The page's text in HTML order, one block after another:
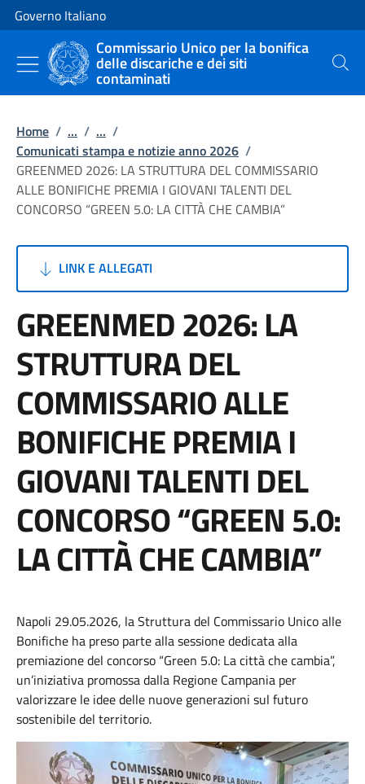
Vai al contenuto
Vai alla navigazione del sito
Governo Italiano
Commissario Unico per la bonifica
delle discariche e dei siti
contaminati Cerca
Home / ... / ... /
Comunicati stampa e notizie anno 2026 /
GREENMED 2026: LA STRUTTURA DEL COMMISSARIO
ALLE BONIFICHE PREMIA I GIOVANI TALENTI DEL
CONCORSO “GREEN 5.0: LA CITTÀ CHE CAMBIA”
LINK E ALLEGATI
GREENMED 2026: LA
STRUTTURA DEL
COMMISSARIO ALLE
BONIFICHE PREMIA I
GIOVANI TALENTI DEL
CONCORSO “GREEN 5.0:
LA CITTÀ CHE CAMBIA”
Napoli 29.05.2026, la Struttura del Commissario Unico alle
Bonifiche ha preso parte alla sessione dedicata alla
premiazione del concorso “Green 5.0: La città che cambia”,
un’iniziativa promossa dalla Regione Campania per
valorizzare le idee delle nuove generazioni sul futuro
sostenibile del territorio.